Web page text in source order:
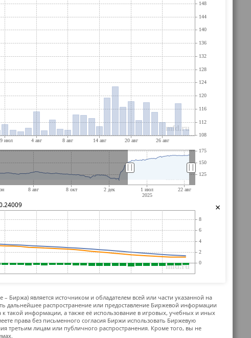
|| ||
×
– Биржа) является источником и обладателем всей или части указанной на
дальнейшее распространение или предоставление Биржевой информации
такой информации, а также её использование в игровых, учебных и иных
права без письменного согласия Биржи использовать Биржевую
третьим лицам или публичного распространения. Кроме того, вы не